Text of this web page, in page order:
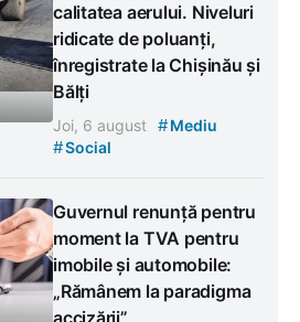
calitatea aerului. Niveluri
ridicate de poluanți,
înregistrate la Chișinău și
Bălți
Joi, 6 august #Mediu
#Social
Guvernul renunță pentru
moment la TVA pentru
imobile și automobile:
„Rămânem la paradigma